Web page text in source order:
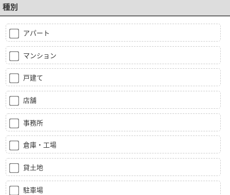
種別
アパート
マンション
戸建て
店舗
事務所
倉庫・工場
貸土地
駐車場